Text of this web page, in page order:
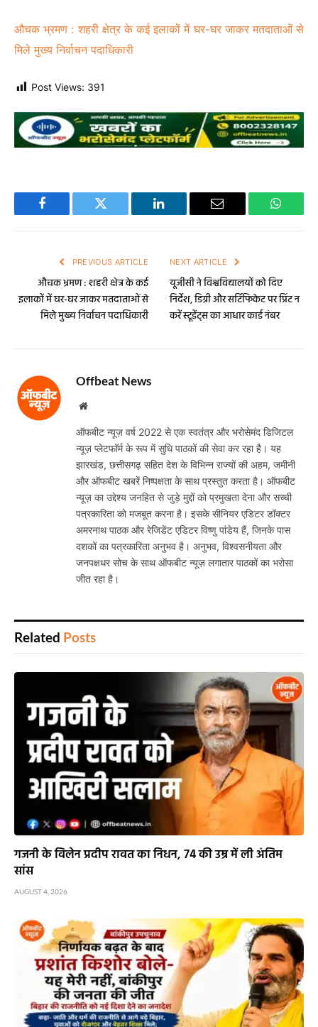
औचक भ्रमण : शहरी क्षेत्र के कई इलाकों में घर-घर जाकर मतदाताओं से
मिले मुख्य निर्वाचन पदाधिकारी
Post Views: 391
Facebook Twitter LinkedIn Email
PREVIOUS ARTICLE
औचक भ्रमण : शहरी क्षेत्र के कई
इलाकों में घर-घर जाकर मतदाताओं से
मिले मुख्य निर्वाचन पदाधिकारी
NEXT ARTICLE
यूजीसी ने विश्वविद्यालयों को दिए
निर्देश, डिग्री और सर्टिफिकेट पर प्रिंट न
करें स्टूडेंट्स का आधार कार्ड नंबर
Offbeat News
Website
ऑफबीट न्यूज़ वर्ष 2022 से एक स्वतंत्र और भरोसेमंद डिजिटल
न्यूज़ प्लेटफॉर्म के रूप में सुधि पाठकों की सेवा कर रहा है। यह
झारखंड, छत्तीसगढ़ सहित देश के विभिन्न राज्यों की अहम, जमीनी
और ऑफबीट खबरें निष्पक्षता के साथ प्रस्तुत करता है। ऑफबीट
न्यूज़ का उद्देश्य जनहित से जुड़े मुद्दों को प्रमुखता देना और सच्ची
पत्रकारिता को मजबूत करना है। इसके सीनियर एडिटर डॉक्टर
अमरनाथ पाठक और रेजिडेंट एडिटर विष्णु पांडेय हैं, जिनके पास
दशकों का पत्रकारिता अनुभव है। अनुभव, विश्वसनीयता और
जनपक्षधर सोच के साथ ऑफबीट न्यूज़ लगातार पाठकों का भरोसा
जीत रहा है।
Related Posts
गजनी के विलेन प्रदीप रावत का निधन, 74 की उम्र में ली अंतिम
सांस
AUGUST 4, 2026